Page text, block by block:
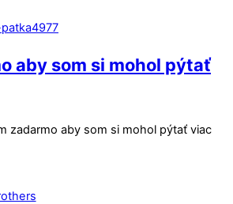
aby som si mohol pýtať
zadarmo aby som si mohol pýtať viac